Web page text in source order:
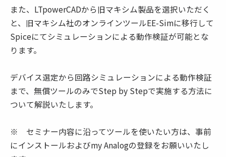
また、LTpowerCADから旧マキシム製品を選択いただく
と、旧マキシム社のオンラインツールEE-Simに移行して
Spiceにてシミュレーションによる動作検証が可能とな
ります。
デバイス選定から回路シミュレーションによる動作検証
まで、無償ツールのみでStep by Stepで実施する方法に
ついて解説いたします。
※ セミナー内容に沿ってツールを使いたい方は、事前
にインストールおよびmy Analogの登録をお願いいたし